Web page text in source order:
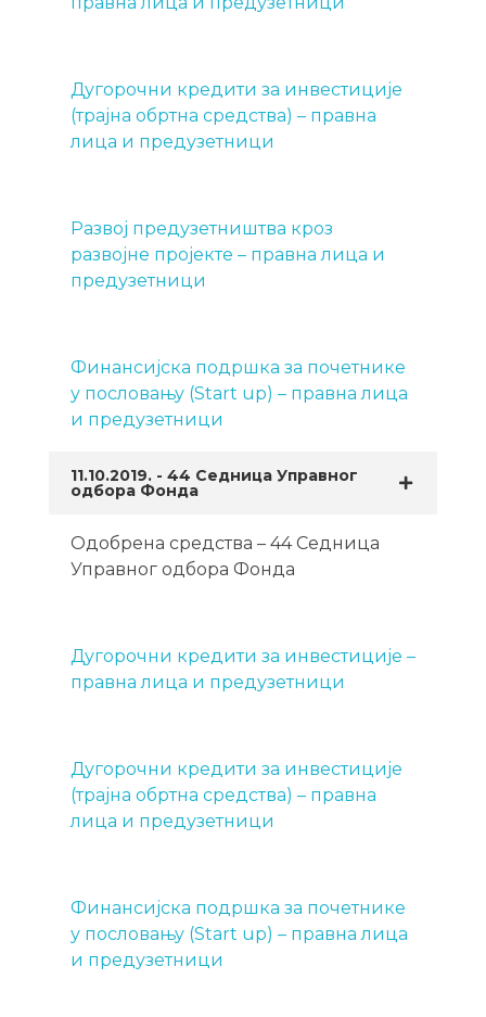
Дугорочни кредити за инвестиције
(трајна обртна средства) – правна
лица и предузетници
Развој предузетништва кроз
развојне пројекте – правна лица и
предузетници
Финансијска подршка за почетнике
у пословању (Start up) – правна лица
и предузетници
11.10.2019. - 44 Седница Управног
одбора Фонда
Одобрена средства – 44 Седница
Управног одбора Фонда
Дугорочни кредити за инвестиције –
правна лица и предузетници
Дугорочни кредити за инвестиције
(трајна обртна средства) – правна
лица и предузетници
Финансијска подршка за почетнике
у пословању (Start up) – правна лица
и предузетници